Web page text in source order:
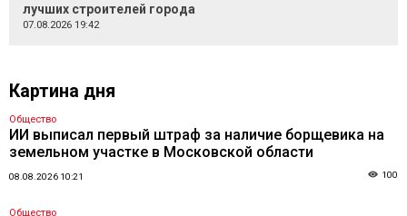
лучших строителей города
07.08.2026 19:42
Картина дня
Общество
ИИ выписал первый штраф за наличие борщевика на
земельном участке в Московской области
08.08.2026 10:21 100
Общество